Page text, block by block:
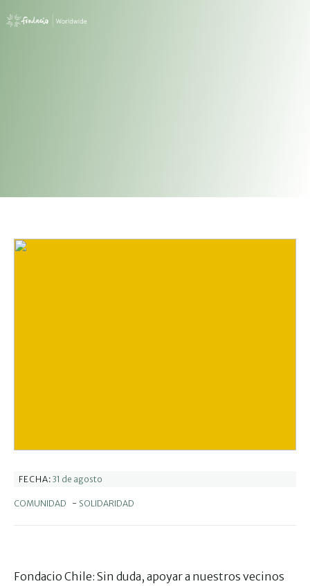
FECHA: 31 de agosto
COMUNIDAD - SOLIDARIDAD
Fondacio Chile: Sin duda, apoyar a nuestros vecinos